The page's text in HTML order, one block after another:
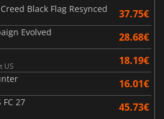
Black Flag Resynced
37.75€
Evolved 28.68€
US 18.19€
16.01€
FC 27 45.73€